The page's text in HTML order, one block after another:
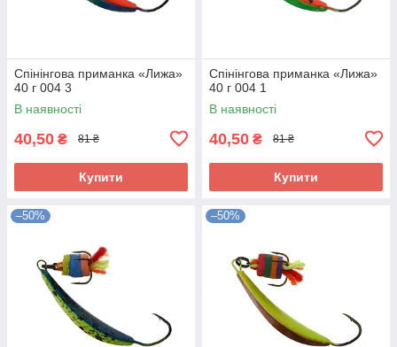
Спінінгова приманка «Лижа»
40 г 004 3
В наявності
40,50 ₴ 81 ₴
Купити
Спінінгова приманка «Лижа»
40 г 004 1
В наявності
40,50 ₴ 81 ₴
Купити
–50% –50%